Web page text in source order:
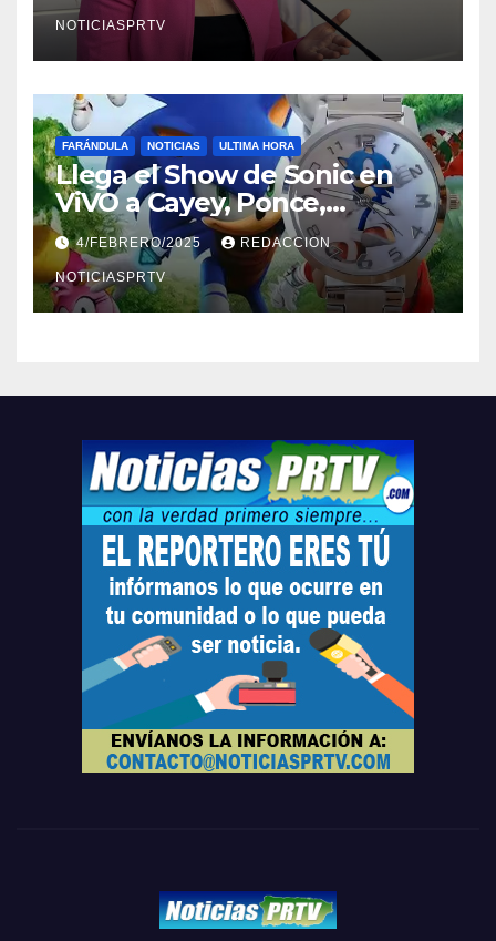
NOTICIASPRTV
FARÁNDULA NOTICIAS ULTIMA HORA
Llega el Show de Sonic en
ViVO a Cayey, Ponce,
Barceloneta y Humacao,
Relojes gratis para el que
compre ahora….
4/FEBRERO/2025 REDACCION
NOTICIASPRTV